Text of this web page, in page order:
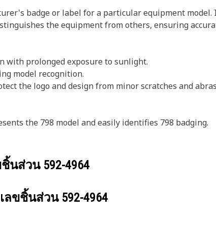
badge or label for a particular equipment
the equipment from others, ensuring
with prolonged exposure to sunlight.
model recognition.
the logo and design from minor scratches and
the 798 model and easily identifies 798 badging.
ชิ้นส่วน 592-4964
ลขชิ้นส่วน 592-4964